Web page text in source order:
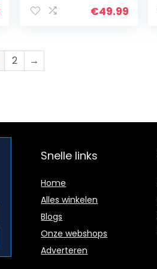
technologie voor
€49.99
2 →
Snelle links
Home
Alles winkelen
Blogs
Onze webshops
Adverteren